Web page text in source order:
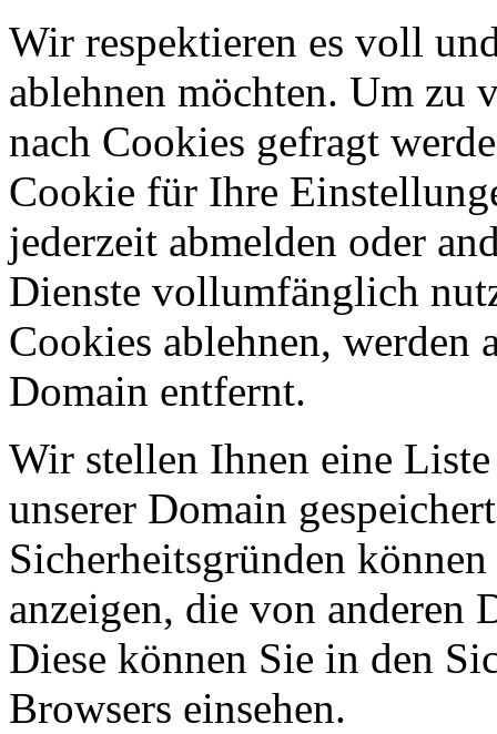
Wir respektieren es voll
ablehnen möchten. Um zu
nach Cookies gefragt
Cookie für Ihre
jederzeit abmelden oder
Dienste vollumfänglich
Cookies ablehnen, werden
Domain entfernt.
Wir stellen Ihnen eine
unserer Domain
Sicherheitsgründen
anzeigen, die von anderen
Diese können Sie in den
Browsers einsehen.